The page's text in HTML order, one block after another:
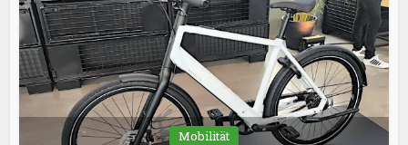
Mobilität